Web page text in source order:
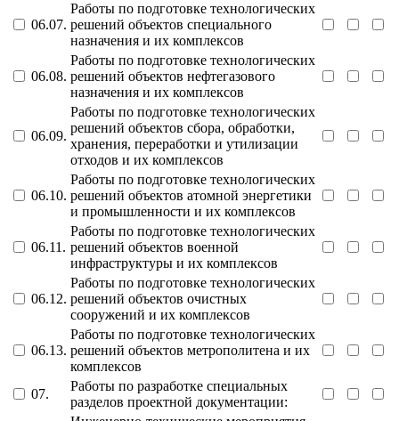
06.07.
Работы по подготовке технологических
решений объектов специального
назначения и их комплексов
06.08.
Работы по подготовке технологических
решений объектов нефтегазового
назначения и их комплексов
06.09.
Работы по подготовке технологических
решений объектов сбора, обработки,
хранения, переработки и утилизации
отходов и их комплексов
06.10.
Работы по подготовке технологических
решений объектов атомной энергетики
и промышленности и их комплексов
06.11.
Работы по подготовке технологических
решений объектов военной
инфраструктуры и их комплексов
06.12.
Работы по подготовке технологических
решений объектов очистных
сооружений и их комплексов
06.13.
Работы по подготовке технологических
решений объектов метрополитена и их
комплексов
07.
Работы по разработке специальных
разделов проектной документации: